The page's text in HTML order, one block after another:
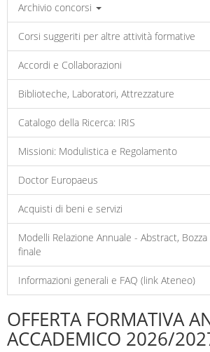
Archivio concorsi
Corsi suggeriti per altre attività formative
Accordi e Collaborazioni
Biblioteche, Laboratori, Attrezzature
Catalogo della Ricerca: IRIS
Missioni: Modulistica e Regolamento
Doctor Europaeus
Acquisti di beni e servizi
Modelli Relazione Annuale - Abstract,
finale
Informazioni generali e FAQ (link Ateneo)
OFFERTA FORMATIVA
ACCADEMICO 2026/